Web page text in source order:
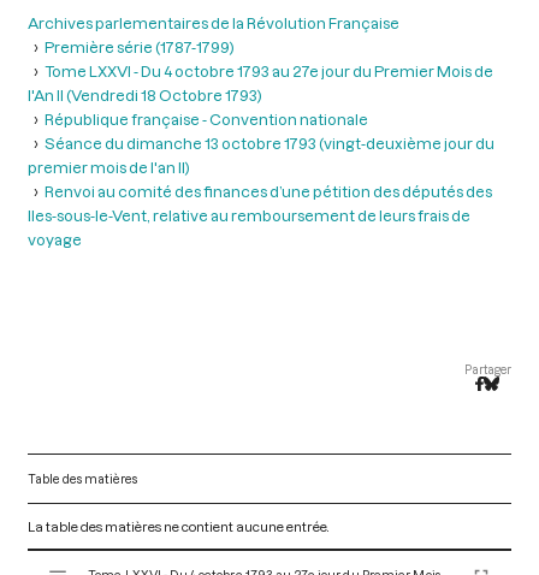
Archives parlementaires de la Révolution Française
Première série (1787-1799)
Tome LXXVI - Du 4 octobre 1793 au 27e jour du Premier Mois de
l'An II (Vendredi 18 Octobre 1793)
République française - Convention nationale
Séance du dimanche 13 octobre 1793 (vingt-deuxième jour du
premier mois de l'an II)
Renvoi au comité des finances d’une pétition des députés des
Iles-sous-le-Vent, relative au remboursement de leurs frais de
voyage
Partager
Table des matières
La table des matières ne contient aucune entrée.